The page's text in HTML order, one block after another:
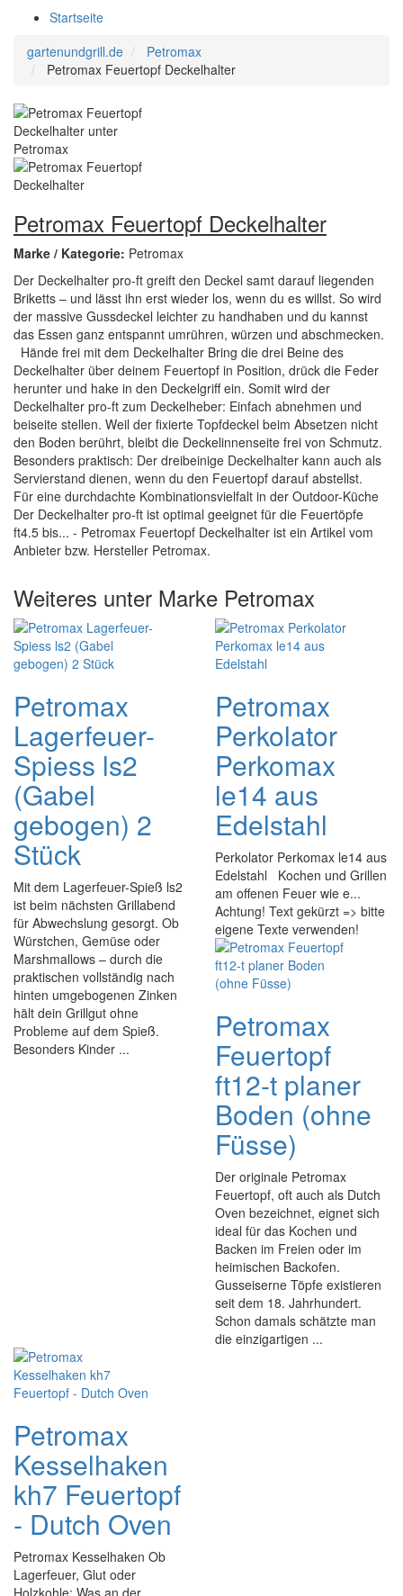
Startseite
gartenundgrill.de
Petromax
Petromax Feuertopf Deckelhalter
Petromax Feuertopf Deckelhalter
Marke / Kategorie: Petromax
Der Deckelhalter pro-ft greift den Deckel samt darauf liegenden
Briketts – und lässt ihn erst wieder los, wenn du es willst. So wird
der massive Gussdeckel leichter zu handhaben und du kannst
das Essen ganz entspannt umrühren, würzen und abschmecken.
Hände frei mit dem Deckelhalter Bring die drei Beine des
Deckelhalter über deinem Feuertopf in Position, drück die Feder
herunter und hake in den Deckelgriff ein. Somit wird der
Deckelhalter pro-ft zum Deckelheber: Einfach abnehmen und
beiseite stellen. Weil der fixierte Topfdeckel beim Absetzen nicht
den Boden berührt, bleibt die Deckelinnenseite frei von Schmutz.
Besonders praktisch: Der dreibeinige Deckelhalter kann auch als
Servierstand dienen, wenn du den Feuertopf darauf abstellst.
Für eine durchdachte Kombinationsvielfalt in der Outdoor-Küche
Der Deckelhalter pro-ft ist optimal geeignet für die Feuertöpfe
ft4.5 bis... - Petromax Feuertopf Deckelhalter ist ein Artikel vom
Anbieter bzw. Hersteller Petromax.
Weiteres unter Marke Petromax
Petromax
Lagerfeuer-
Spiess ls2
(Gabel
gebogen) 2
Stück
Mit dem Lagerfeuer-Spieß ls2
ist beim nächsten Grillabend
für Abwechslung gesorgt. Ob
Würstchen, Gemüse oder
Marshmallows – durch die
praktischen vollständig nach
hinten umgebogenen Zinken
hält dein Grillgut ohne
Probleme auf dem Spieß.
Besonders Kinder ...
Petromax
Perkolator
Perkomax
le14 aus
Edelstahl
Perkolator Perkomax le14 aus
Edelstahl Kochen und Grillen
am offenen Feuer wie e...
Achtung! Text gekürzt => bitte
eigene Texte verwenden!
Petromax
Feuertopf
ft12-t planer
Boden (ohne
Füsse)
Der originale Petromax
Feuertopf, oft auch als Dutch
Oven bezeichnet, eignet sich
ideal für das Kochen und
Backen im Freien oder im
heimischen Backofen.
Gusseiserne Töpfe existieren
seit dem 18. Jahrhundert.
Schon damals schätzte man
die einzigartigen ...
Petromax
Kesselhaken
kh7 Feuertopf
- Dutch Oven
Petromax Kesselhaken Ob
Lagerfeuer, Glut oder
Holzkohle: Was an der